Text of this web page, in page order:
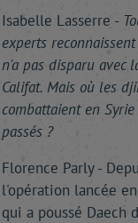
Isabelle Lasserre -
experts
n'a pas disparu avec
Califat. Mais où les
combattaient en
passés ?
Florence Parly -
l'opération lancée
qui a poussé Daech